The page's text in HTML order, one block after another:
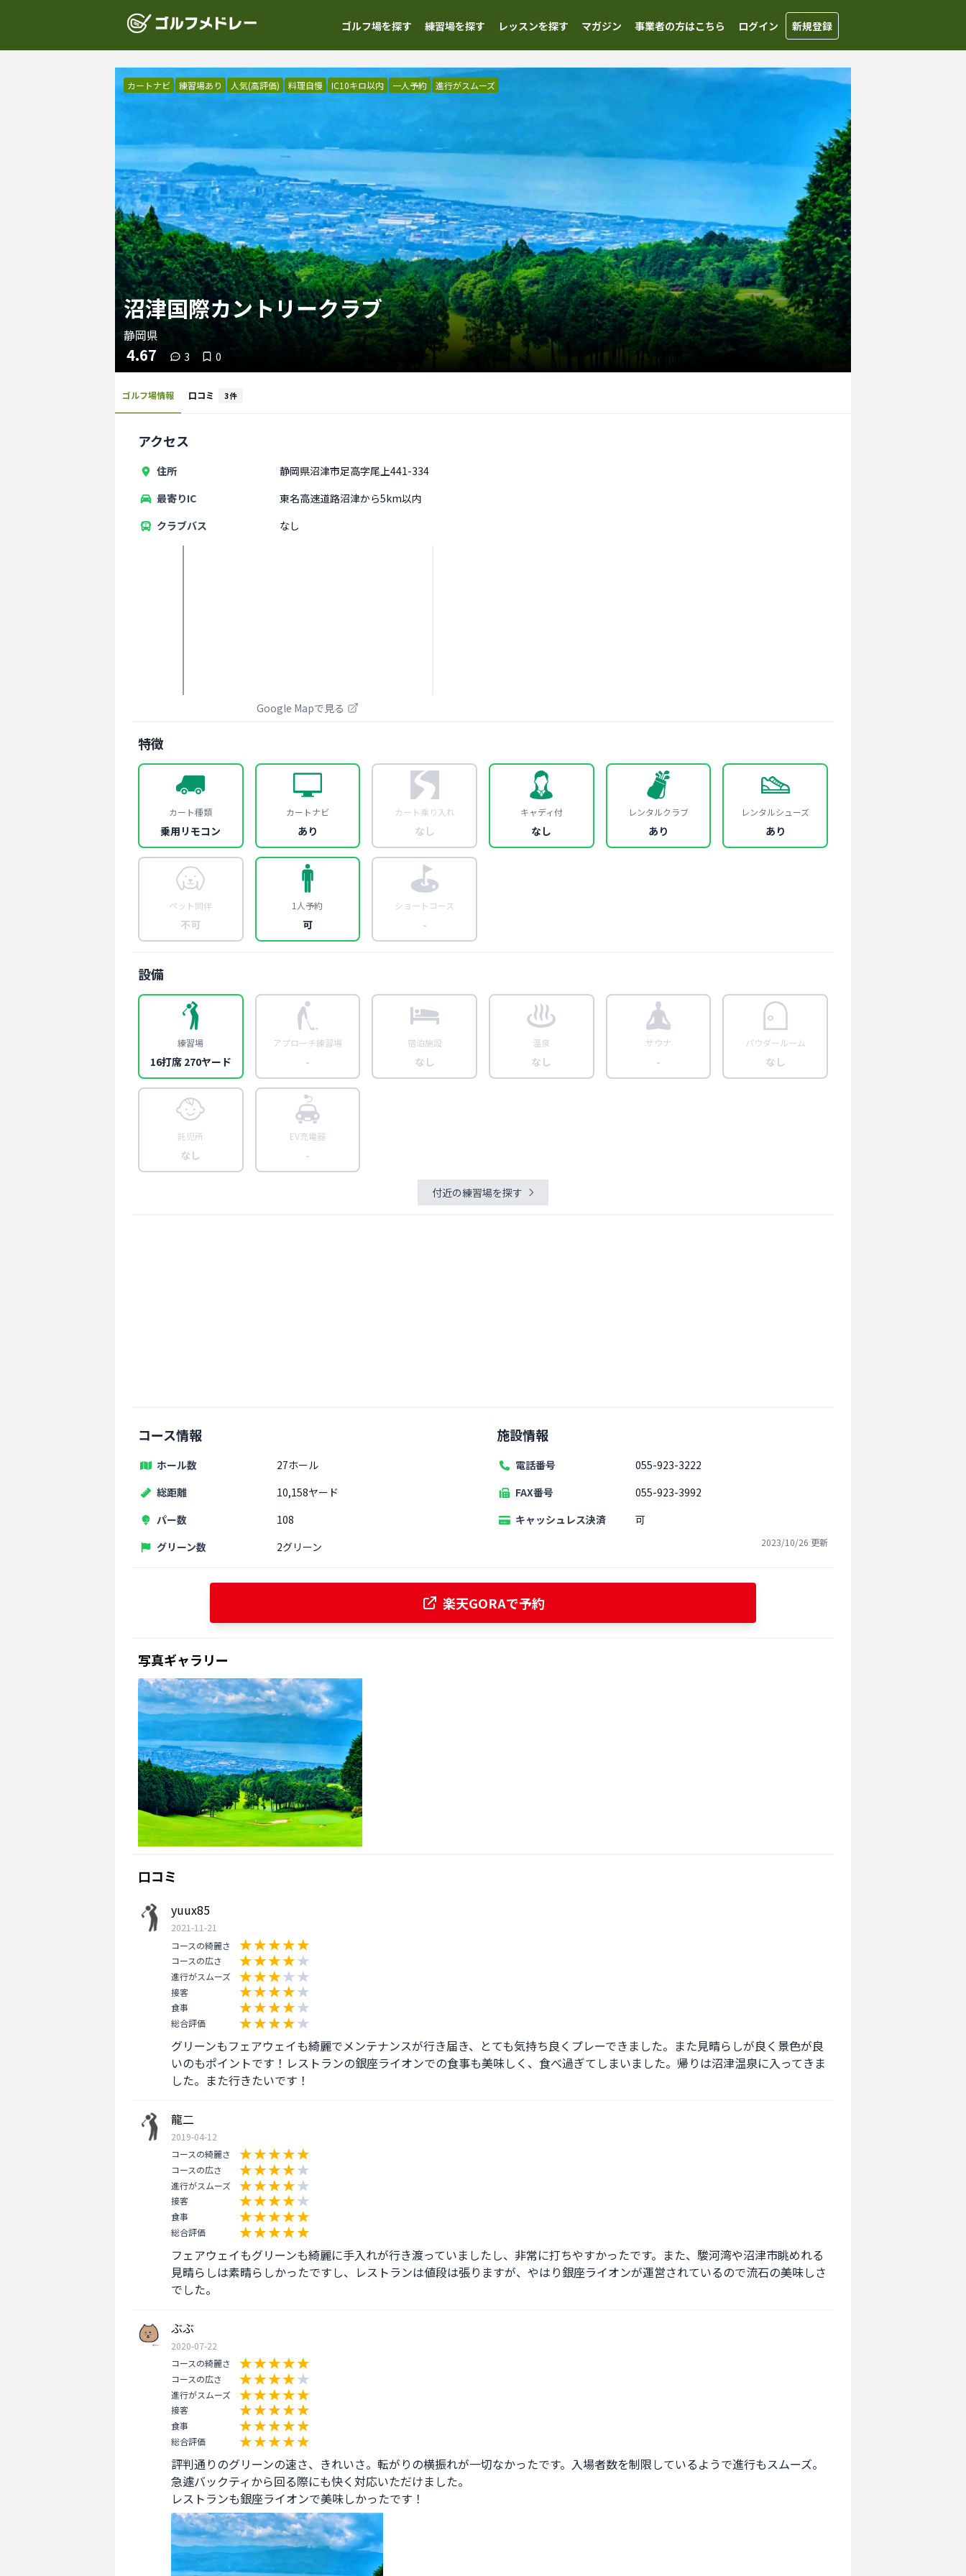
ゴルフ場を探す 練習場を探す レッスンを探す マガジン 事業者の方はこちら ログイン 新規登録
カートナビ 練習場あり 人気(高評価) 料理自慢 IC10キロ以内 一人予約 進行がスムーズ
沼津国際カントリークラブ
静岡県
4.67 3 0
ゴルフ場情報 口コミ 3件
アクセス
住所
静岡県沼津市足高字尾上441-334
最寄りIC
東名高速道路沼津から5km以内
クラブバス
なし
Google Mapで見る
特徴
カート種類
乗用リモコン
カートナビ
あり
カート乗り入れ
なし
キャディ付
なし
レンタルクラブ
あり
レンタルシューズ
あり
ペット同伴
不可
1人予約
可
ショートコース
-
設備
練習場
16打席 270ヤード
アプローチ練習場
-
宿泊施設
なし
温泉
なし
サウナ
-
パウダールーム
なし
託児所
なし
EV充電器
-
付近の練習場を探す
コース情報
ホール数
27ホール
総距離
10,158ヤード
パー数
108
グリーン数
2グリーン
施設情報
電話番号
055-923-3222
FAX番号
055-923-3992
キャッシュレス決済
可
2023/10/26 更新
楽天GORAで予約
写真ギャラリー
口コミ
yuux85
2021-11-21
コースの綺麗さ
コースの広さ
進行がスムーズ
接客
食事
総合評価
グリーンもフェアウェイも綺麗でメンテナンスが行き届き、とても気持ち良くプレーできました。また見晴らしが良く景色が良
いのもポイントです！レストランの銀座ライオンでの食事も美味しく、食べ過ぎてしまいました。帰りは沼津温泉に入ってきま
した。また行きたいです！
龍二
2019-04-12
コースの綺麗さ
コースの広さ
進行がスムーズ
接客
食事
総合評価
フェアウェイもグリーンも綺麗に手入れが行き渡っていましたし、非常に打ちやすかったです。また、駿河湾や沼津市眺めれる
見晴らしは素晴らしかったですし、レストランは値段は張りますが、やはり銀座ライオンが運営されているので流石の美味しさ
でした。
ぶぶ
2020-07-22
コースの綺麗さ
コースの広さ
進行がスムーズ
接客
食事
総合評価
評判通りのグリーンの速さ、きれいさ。転がりの横振れが一切なかったです。入場者数を制限しているようで進行もスムーズ。
急遽バックティから回る際にも快く対応いただけました。
レストランも銀座ライオンで美味しかったです！